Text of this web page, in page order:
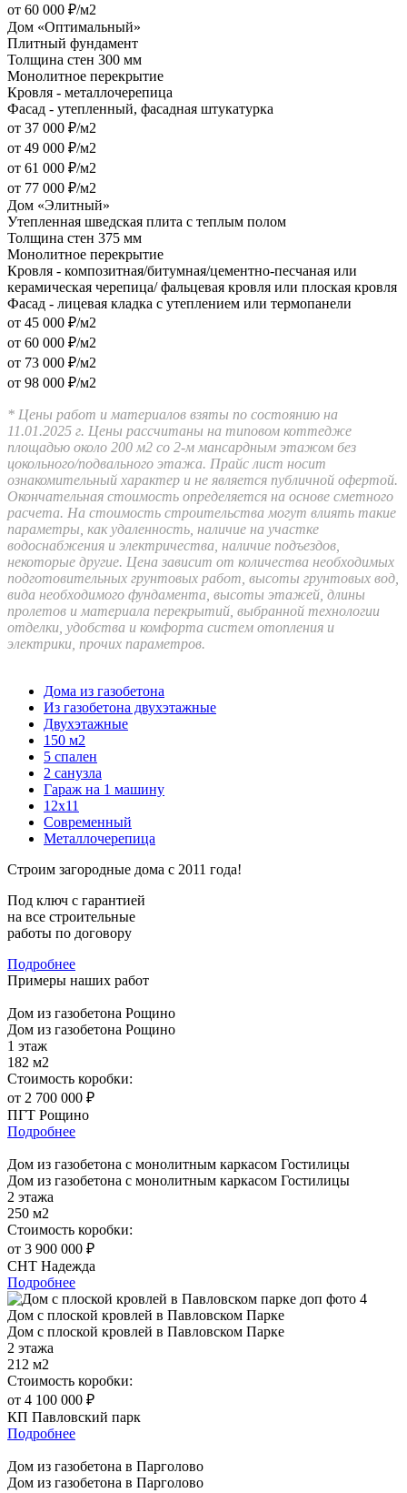
от 60 000 ₽/м2
Дом «Оптимальный»
Плитный фундамент
Толщина стен 300 мм
Монолитное перекрытие
Кровля - металлочерепица
Фасад - утепленный, фасадная штукатурка
от 37 000 ₽/м2
от 49 000 ₽/м2
от 61 000 ₽/м2
от 77 000 ₽/м2
Дом «Элитный»
Утепленная шведская плита с теплым полом
Толщина стен 375 мм
Монолитное перекрытие
Кровля - композитная/битумная/цементно-песчаная или
керамическая черепица/ фальцевая кровля или плоская кровля
Фасад - лицевая кладка с утеплением или термопанели
от 45 000 ₽/м2
от 60 000 ₽/м2
от 73 000 ₽/м2
от 98 000 ₽/м2
* Цены работ и материалов взяты по состоянию на
11.01.2025 г. Цены рассчитаны на типовом коттедже
площадью около 200 м2 со 2-м мансардным этажом без
цокольного/подвального этажа. Прайс лист носит
ознакомительный характер и не является публичной офертой.
Окончательная стоимость определяется на основе сметного
расчета. На стоимость строительства могут влиять такие
параметры, как удаленность, наличие на участке
водоснабжения и электричества, наличие подъездов,
некоторые другие. Цена зависит от количества необходимых
подготовительных грунтовых работ, высоты грунтовых вод,
вида необходимого фундамента, высоты этажей, длины
пролетов и материала перекрытий, выбранной технологии
отделки, удобства и комфорта систем отопления и
электрики, прочих параметров.
Дома из газобетона
Из газобетона двухэтажные
Двухэтажные
150 м2
5 спален
2 санузла
Гараж на 1 машину
12x11
Современный
Металлочерепица
Строим загородные дома с 2011 года!
Под ключ с гарантией
на все строительные
работы по договору
Подробнее
Примеры наших работ
Дом из газобетона Рощино
Дом из газобетона Рощино
1 этаж
182 м2
Стоимость коробки:
от 2 700 000 ₽
ПГТ Рощино
Подробнее
Дом из газобетона с монолитным каркасом Гостилицы
Дом из газобетона с монолитным каркасом Гостилицы
2 этажа
250 м2
Стоимость коробки:
от 3 900 000 ₽
СНТ Надежда
Подробнее
Дом с плоской кровлей в Павловском Парке
Дом с плоской кровлей в Павловском Парке
2 этажа
212 м2
Стоимость коробки:
от 4 100 000 ₽
КП Павловский парк
Подробнее
Дом из газобетона в Парголово
Дом из газобетона в Парголово